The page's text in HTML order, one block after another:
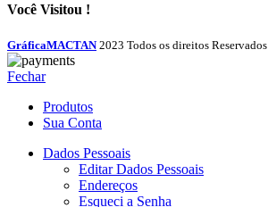
Você Visitou !
GráficaMACTAN 2023 Todos os direitos Reservados
Fechar
Produtos
Sua Conta
Dados Pessoais
Editar Dados Pessoais
Endereços
Esqueci a Senha